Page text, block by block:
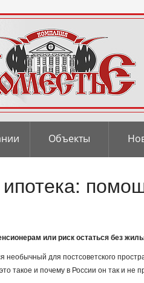
Объекты
или риск остаться без
необычный для постсоветского
такое и почему в России он так и не